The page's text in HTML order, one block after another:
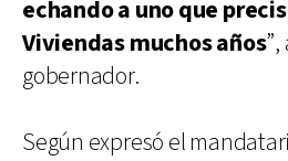
echando a uno que
Viviendas muchos años
gobernador.
Según expresó el